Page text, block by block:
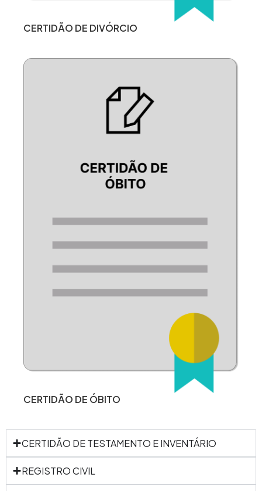
CERTIDÃO DE DIVÓRCIO
CERTIDÃO DE ÓBITO
CERTIDÃO DE TESTAMENTO E INVENTÁRIO
REGISTRO CIVIL